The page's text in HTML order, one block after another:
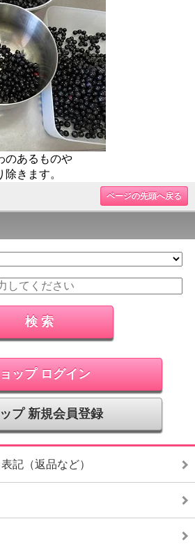
のあるものや
きます。
ページの先頭へ戻る
ップ ログイン
プ 新規会員登録
記（返品など）